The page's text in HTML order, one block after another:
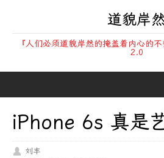
道貌岸
『人们必须道貌岸然的掩盖着内心
2.0
iPhone 6s 真是
刘丰